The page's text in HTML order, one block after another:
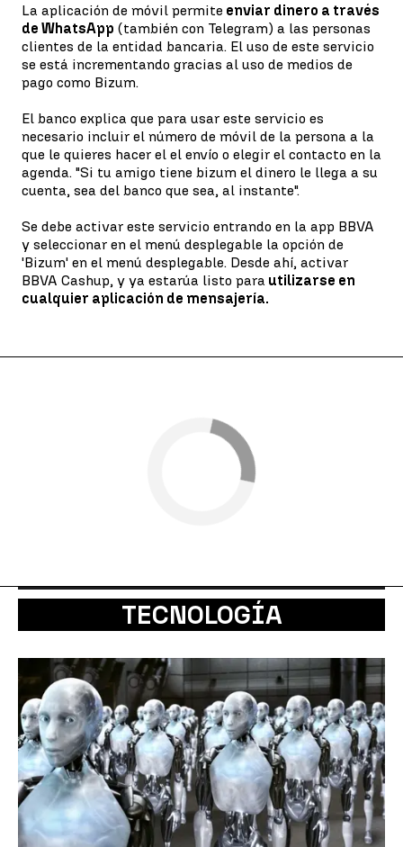
La aplicación de móvil permite enviar dinero a través
de WhatsApp (también con Telegram) a las personas
clientes de la entidad bancaria. El uso de este servicio
se está incrementando gracias al uso de medios de
pago como Bizum.
El banco explica que para usar este servicio es
necesario incluir el número de móvil de la persona a la
que le quieres hacer el el envío o elegir el contacto en la
agenda. "Si tu amigo tiene bizum el dinero le llega a su
cuenta, sea del banco que sea, al instante".
Se debe activar este servicio entrando en la app BBVA
y seleccionar en el menú desplegable la opción de
'Bizum' en el menú desplegable. Desde ahí, activar
BBVA Cashup, y ya estarúa listo para utilizarse en
cualquier aplicación de mensajería.
TECNOLOGÍA